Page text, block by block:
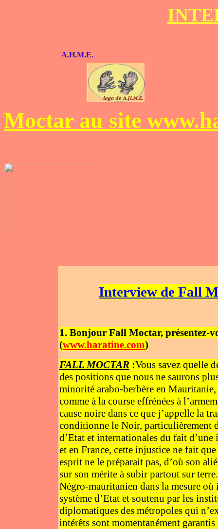
A.H.M.E.
Moctar au site
Interview de Fall
1. Bonjour Fall Moctar, présentez-
(www.haratine.com)
FALL MOCTAR :Vous savez quelle
des positions que nous ne saurons
minorité arabo-berbère en Mauritanie,
comme à la course effrénées à
cause noire dans ce que j’appelle la
conditionne le Noir, particulièrement
d’Etat et internationales du fait
et en France, cette injustice ne fait
esprit ne le préparait pas, d’où son
sur son mérite à subir partout sur
Négro-mauritanien dans la mesure
système d’Etat et soutenu par les
diplomatiques des métropoles qui
intérêts sont momentanément